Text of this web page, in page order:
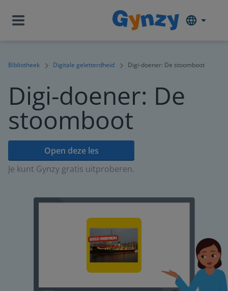
Bibliotheek Digitale geletterdheid Digi-doener: De stoomboot
Digi-doener: De
stoomboot
Open deze les
Je kunt Gynzy gratis uitproberen.